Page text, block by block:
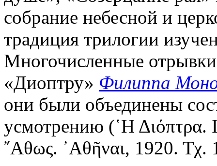
собрание небесной и
традиция трилогии
Многочисленные
«Диоптру» Филиппа
они были объединены
усмотрению (῾Η
῎Αθως. ᾿Αθῆναι, 1920. Τχ.